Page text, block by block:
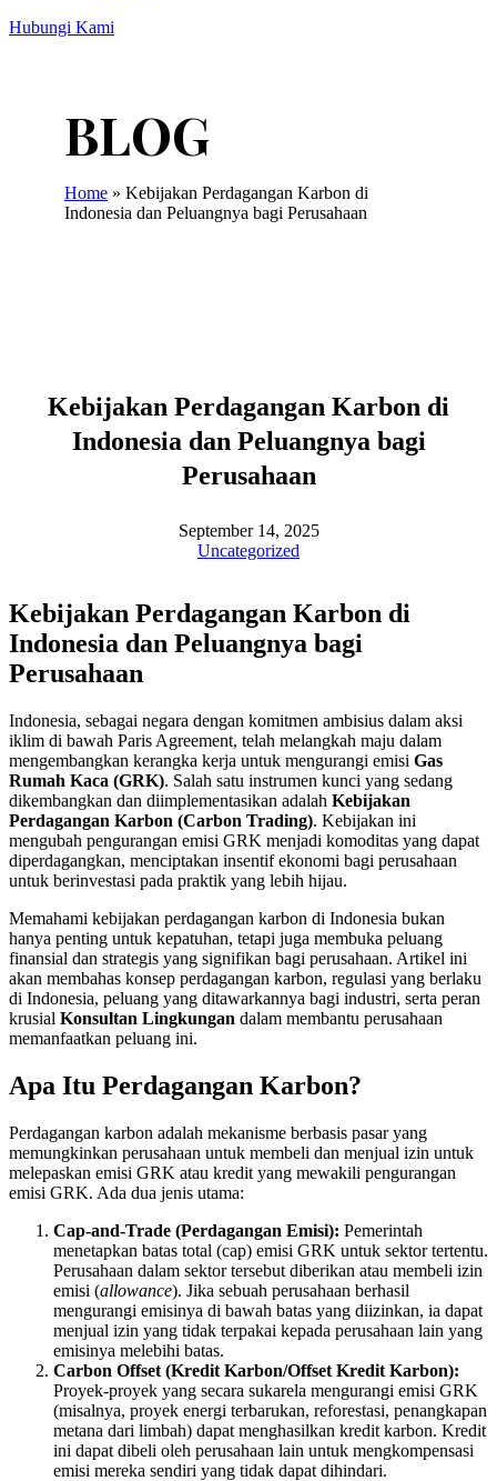
Hubungi Kami
Home » Kebijakan Perdagangan Karbon di
Indonesia dan Peluangnya bagi Perusahaan
Kebijakan Perdagangan Karbon di
Indonesia dan Peluangnya bagi
Perusahaan
September 14, 2025
Uncategorized
Kebijakan Perdagangan Karbon di
Indonesia dan Peluangnya bagi
Perusahaan
Indonesia, sebagai negara dengan komitmen ambisius dalam aksi
iklim di bawah Paris Agreement, telah melangkah maju dalam
mengembangkan kerangka kerja untuk mengurangi emisi Gas
Rumah Kaca (GRK). Salah satu instrumen kunci yang sedang
dikembangkan dan diimplementasikan adalah Kebijakan
Perdagangan Karbon (Carbon Trading). Kebijakan ini
mengubah pengurangan emisi GRK menjadi komoditas yang dapat
diperdagangkan, menciptakan insentif ekonomi bagi perusahaan
untuk berinvestasi pada praktik yang lebih hijau.
Memahami kebijakan perdagangan karbon di Indonesia bukan
hanya penting untuk kepatuhan, tetapi juga membuka peluang
finansial dan strategis yang signifikan bagi perusahaan. Artikel ini
akan membahas konsep perdagangan karbon, regulasi yang berlaku
di Indonesia, peluang yang ditawarkannya bagi industri, serta peran
krusial Konsultan Lingkungan dalam membantu perusahaan
memanfaatkan peluang ini.
Apa Itu Perdagangan Karbon?
Perdagangan karbon adalah mekanisme berbasis pasar yang
memungkinkan perusahaan untuk membeli dan menjual izin untuk
melepaskan emisi GRK atau kredit yang mewakili pengurangan
emisi GRK. Ada dua jenis utama:
Cap-and-Trade (Perdagangan Emisi): Pemerintah
menetapkan batas total (cap) emisi GRK untuk sektor tertentu.
Perusahaan dalam sektor tersebut diberikan atau membeli izin
emisi (allowance). Jika sebuah perusahaan berhasil
mengurangi emisinya di bawah batas yang diizinkan, ia dapat
menjual izin yang tidak terpakai kepada perusahaan lain yang
emisinya melebihi batas.
Carbon Offset (Kredit Karbon/Offset Kredit Karbon):
Proyek-proyek yang secara sukarela mengurangi emisi GRK
(misalnya, proyek energi terbarukan, reforestasi, penangkapan
metana dari limbah) dapat menghasilkan kredit karbon. Kredit
ini dapat dibeli oleh perusahaan lain untuk mengkompensasi
emisi mereka sendiri yang tidak dapat dihindari.